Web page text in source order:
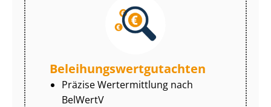
Be­lei­hungs­wert­gut­ach­ten
Präzise Wertermittlung nach
BelWertV